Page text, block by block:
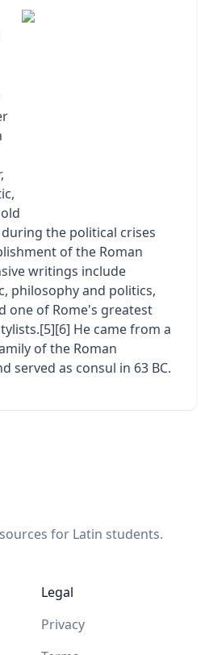
the political crises
of the Roman
writings include
philosophy and politics,
one of Rome's greatest
He came from a
of the Roman
served as consul in 63 BC.
for Latin students.
Legal
Privacy